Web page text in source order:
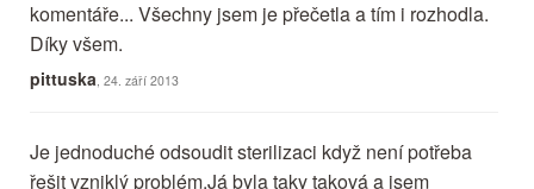
komentáře... Všechny jsem je přečetla a tím i rozhodla.
Díky všem.
pittuska , 24. září 2013
Je jednoduché odsoudit sterilizaci když není potřeba
řešit vzniklý problém.Já byla taky taková a jsem